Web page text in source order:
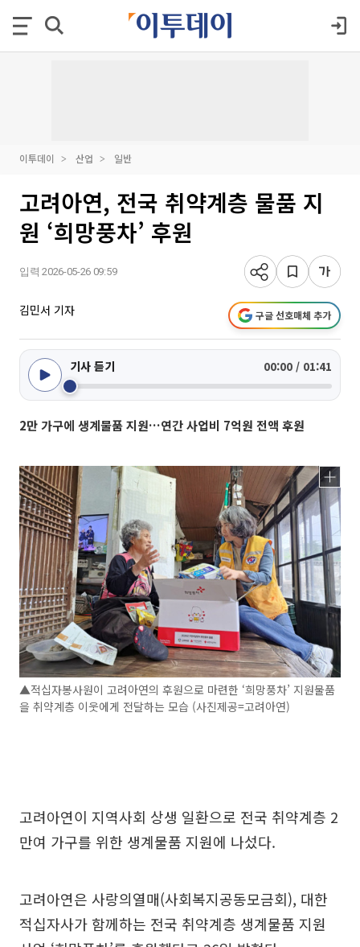
이투데이 산업 일반
고려아연, 전국 취약계층 물품 지
원 ‘희망풍차’ 후원
입력 2026-05-26 09:59
김민서 기자 구글 선호매체 추가
기사 듣기 00:00 / 01:41
2만 가구에 생계물품 지원…연간 사업비 7억원 전액 후원
▲적십자봉사원이 고려아연의 후원으로 마련한 ‘희망풍차’ 지원물품
을 취약계층 이웃에게 전달하는 모습 (사진제공=고려아연)
고려아연이 지역사회 상생 일환으로 전국 취약계층 2
만여 가구를 위한 생계물품 지원에 나섰다.
고려아연은 사랑의열매(사회복지공동모금회), 대한
적십자사가 함께하는 전국 취약계층 생계물품 지원